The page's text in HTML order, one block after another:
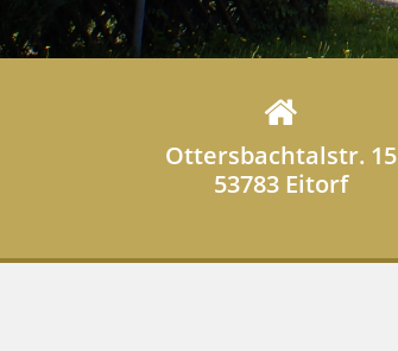
Ottersbachtalstr. 15
53783 Eitorf